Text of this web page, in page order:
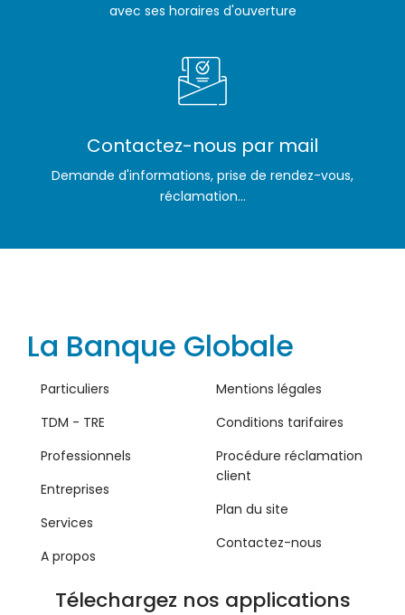
avec ses horaires d'ouverture
Contactez-nous par mail
Demande d'informations, prise de rendez-vous,
réclamation...
La Banque Globale
Particuliers
TDM - TRE
Professionnels
Entreprises
Services
A propos
Mentions légales
Conditions tarifaires
Procédure réclamation
client
Plan du site
Contactez-nous
Télechargez nos applications